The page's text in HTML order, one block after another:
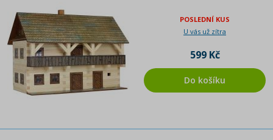
POSLEDNÍ KUS
U vás už zítra
599 Kč
Do košíku